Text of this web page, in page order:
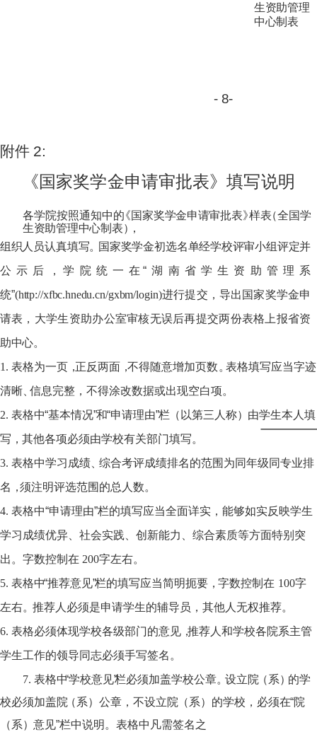
生资助管理
中心制表
-8-
附件 2:
《国家奖学金申请审批表》填写说明
各学院按照通知中的《国家奖学金申请审批表》样表（全国学
生资助管理中心制 表） ，
组织 人 员认真填写。 国家奖学金初选名单经学校评审小组评定并
公示后
，学 院 统 一 在 “湖 南省学生 资助管理 系
统”(http://xfbc.hnedu.cn/gxbm/login)进行提交 ， 导出国家奖学金申
请表 ， 大学生资助办公室审核无误后再提交两份表格 上报省资
助中心。
1. 表格为一页 ，正反两面 ，不得随意增加页数 。 表格填写应当字迹
清晰 、信息完整，不得涂改数据或出现空白项。
2. 表格中“基本情况”和“申请理由”栏（ 以第三人称） 由学生本人填
写 ，其他各项必须由学校有关部门填写。
3. 表格中学习成绩 、综合考评成绩排名的范围为同年级同专业排
名 ，须注明评选范围的总人数。
4. 表格中“申请理由”栏的填写应当全面详实 ，能够如实反映学生
学习 成绩优异、社会实践、创新能力、综合素质等方面特别突
出 。字数控制在 200字左右。
5. 表格中“推荐意见”栏的填写应当简明扼要 ，字数控制在 100字
左右。推荐人必须是申请学生的辅导员，其他人无权推荐。
6. 表格必须体现学校各级部门的意见 ，推荐人和学校各院系主管
学生工作的领导同志必须手写签名。
7. 表格中“学校意见”栏必须加盖学校公章。设立院（系） 的学
校必须加盖院（系）公章 ， 不设立院 （系） 的学校 ， 必须在“院
（系）意见”栏中说明 。 表格中凡需签名之